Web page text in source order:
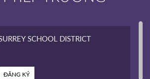
SCHOOL DISTRICT
ĐĂNG KÝ